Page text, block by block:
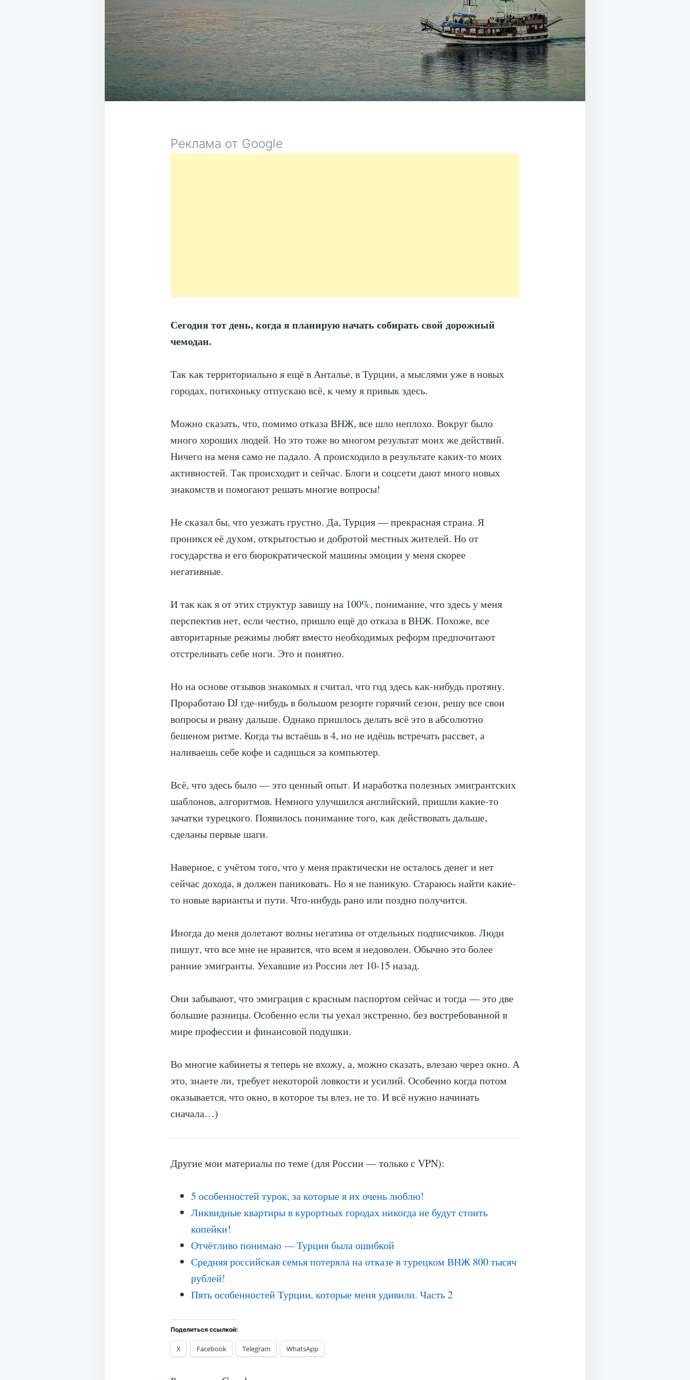
Реклама от Google
Сегодня тот день, когда я планирую начать собирать свой дорожный
чемодан.
Так как территориально я ещё в Анталье, в Турции, а мыслями уже в новых
городах, потихоньку отпускаю всё, к чему я привык здесь.
Можно сказать, что, помимо отказа ВНЖ, все шло неплохо. Вокруг было
много хороших людей. Но это тоже во многом результат моих же действий.
Ничего на меня само не падало. А происходило в результате каких-то моих
активностей. Так происходит и сейчас. Блоги и соцсети дают много новых
знакомств и помогают решать многие вопросы!
Не сказал бы, что уезжать грустно. Да, Турция — прекрасная страна. Я
проникся её духом, открытостью и добротой местных жителей. Но от
государства и его бюрократической машины эмоции у меня скорее
негативные.
И так как я от этих структур завишу на 100%, понимание, что здесь у меня
перспектив нет, если честно, пришло ещё до отказа в ВНЖ. Похоже, все
авторитарные режимы любят вместо необходимых реформ предпочитают
отстреливать себе ноги. Это и понятно.
Но на основе отзывов знакомых я считал, что год здесь как-нибудь протяну.
Проработаю DJ где-нибудь в большом резорте горячий сезон, решу все свои
вопросы и рвану дальше. Однако пришлось делать всё это в абсолютно
бешеном ритме. Когда ты встаёшь в 4, но не идёшь встречать рассвет, а
наливаешь себе кофе и садишься за компьютер.
Всё, что здесь было — это ценный опыт. И наработка полезных эмигрантских
шаблонов, алгоритмов. Немного улучшился английский, пришли какие-то
зачатки турецкого. Появилось понимание того, как действовать дальше,
сделаны первые шаги.
Наверное, с учётом того, что у меня практически не осталось денег и нет
сейчас дохода, я должен паниковать. Но я не паникую. Стараюсь найти какие-
то новые варианты и пути. Что-нибудь рано или поздно получится.
Иногда до меня долетают волны негатива от отдельных подписчиков. Люди
пишут, что все мне не нравится, что всем я недоволен. Обычно это более
ранние эмигранты. Уехавшие из России лет 10-15 назад.
Они забывают, что эмиграция с красным паспортом сейчас и тогда — это две
большие разницы. Особенно если ты уехал экстренно, без востребованной в
мире профессии и финансовой подушки.
Во многие кабинеты я теперь не вхожу, а, можно сказать, влезаю через окно. А
это, знаете ли, требует некоторой ловкости и усилий. Особенно когда потом
оказывается, что окно, в которое ты влез, не то. И всё нужно начинать
сначала…)
Другие мои материалы по теме (для России — только с VPN):
5 особенностей турок, за которые я их очень люблю!
Ликвидные квартиры в курортных городах никогда не будут стоить
копейки!
Отчётливо понимаю — Турция была ошибкой
Средняя российская семья потеряла на отказе в турецком ВНЖ 800 тысяч
рублей!
Пять особенностей Турции, которые меня удивили. Часть 2
Поделиться ссылкой:
X Facebook Telegram WhatsApp